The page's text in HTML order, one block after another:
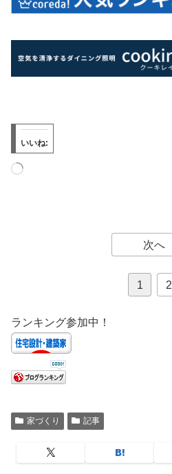
いいね:
次へ
1 2
ランキング参加中！
家づくり 記事